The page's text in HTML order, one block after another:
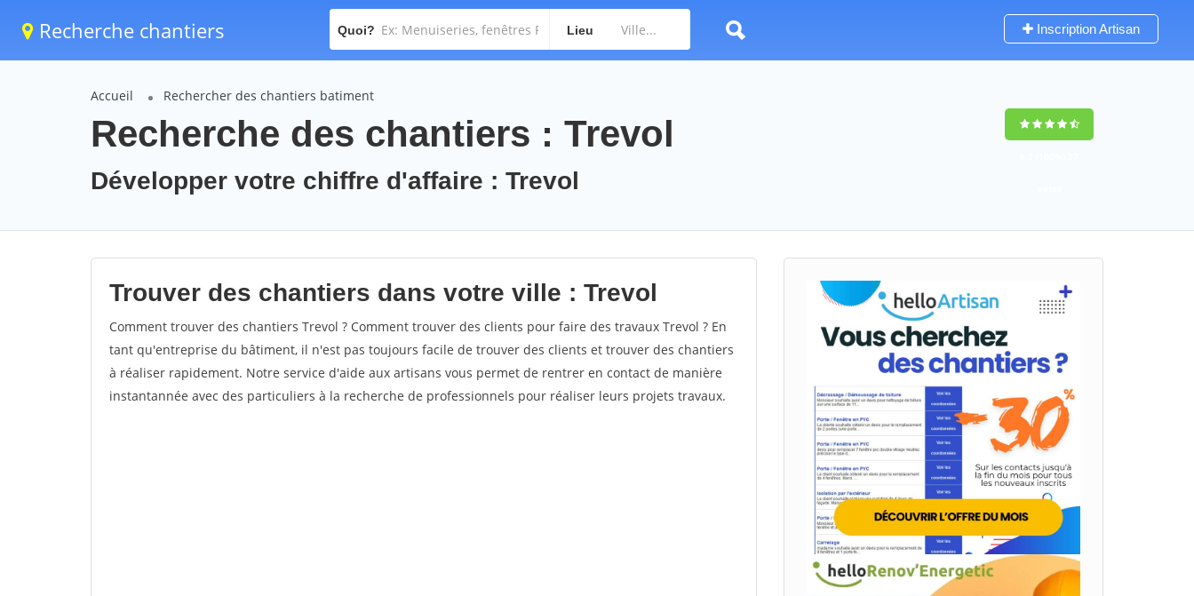
Recherche chantiers Quoi? Lieu Inscription Artisan
Accueil Rechercher des chantiers batiment
Recherche des chantiers : Trevol
Développer votre chiffre d'affaire : Trevol
Trouver des chantiers dans votre ville : Trevol
Comment trouver des chantiers Trevol ? Comment trouver des clients pour faire des travaux Trevol ? En
tant qu'entreprise du bâtiment, il n'est pas toujours facile de trouver des clients et trouver des chantiers
à réaliser rapidement. Notre service d'aide aux artisans vous permet de rentrer en contact de manière
instantannée avec des particuliers à la recherche de professionnels pour réaliser leurs projets travaux.